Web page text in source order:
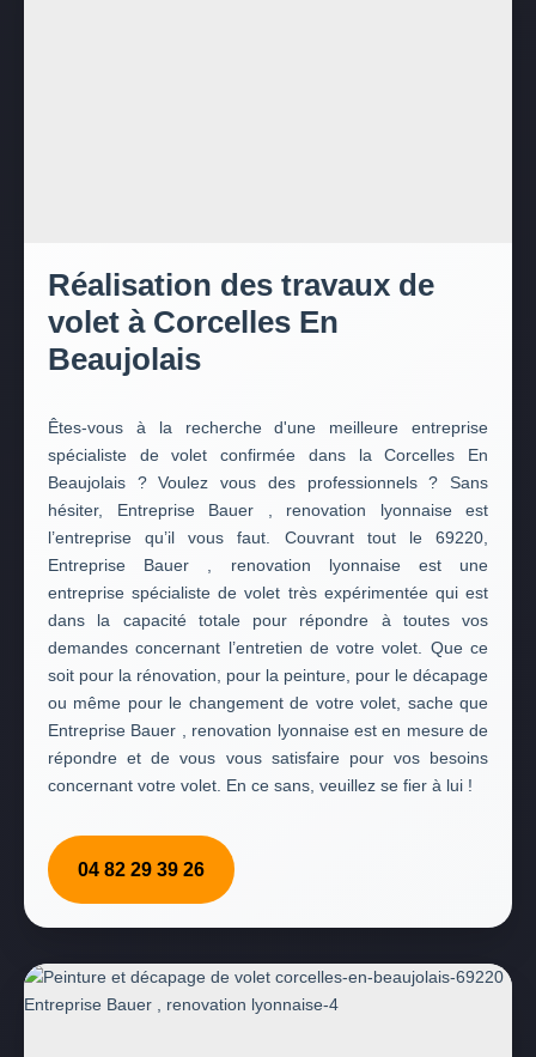
Réalisation des travaux de
volet à Corcelles En
Beaujolais
Êtes-vous à la recherche d'une meilleure entreprise
spécialiste de volet confirmée dans la Corcelles En
Beaujolais ? Voulez vous des professionnels ? Sans
hésiter, Entreprise Bauer , renovation lyonnaise est
l’entreprise qu’il vous faut. Couvrant tout le 69220,
Entreprise Bauer , renovation lyonnaise est une
entreprise spécialiste de volet très expérimentée qui est
dans la capacité totale pour répondre à toutes vos
demandes concernant l’entretien de votre volet. Que ce
soit pour la rénovation, pour la peinture, pour le décapage
ou même pour le changement de votre volet, sache que
Entreprise Bauer , renovation lyonnaise est en mesure de
répondre et de vous vous satisfaire pour vos besoins
concernant votre volet. En ce sans, veuillez se fier à lui !
04 82 29 39 26